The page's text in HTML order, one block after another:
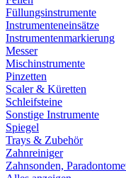
Füllungsinstrumente
Instrumenteneinsätze
Instrumentenmarkierung
Messer
Mischinstrumente
Pinzetten
Scaler & Küretten
Schleifsteine
Sonstige Instrumente
Spiegel
Trays & Zubehör
Zahnreiniger
Zahnsonden,